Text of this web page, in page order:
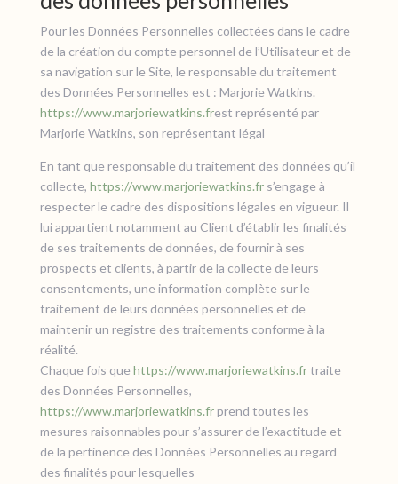
Pour les Données Personnelles collectées dans le cadre
de la création du compte personnel de l’Utilisateur et de
sa navigation sur le Site, le responsable du traitement
des Données Personnelles est : Marjorie Watkins.
https://www.marjoriewatkins.frest représenté par
Marjorie Watkins, son représentant légal
En tant que responsable du traitement des données qu’il
collecte, https://www.marjoriewatkins.frs’engage à
respecter le cadre des dispositions légales en vigueur. Il
lui appartient notamment au Client d’établir les finalités
de ses traitements de données, de fournir à ses
prospects et clients, à partir de la collecte de leurs
consentements, une information complète sur le
traitement de leurs données personnelles et de
maintenir un registre des traitements conforme à la
réalité.
Chaque fois que https://www.marjoriewatkins.frtraite
des Données Personnelles,
https://www.marjoriewatkins.frprend toutes les
mesures raisonnables pour s’assurer de l’exactitude et
de la pertinence des Données Personnelles au regard
des finalités pour lesquelles